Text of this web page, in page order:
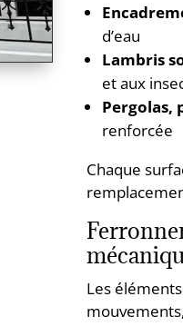
d’eau
Lambris
et aux
Pergolas,
renforcée
Chaque
Les